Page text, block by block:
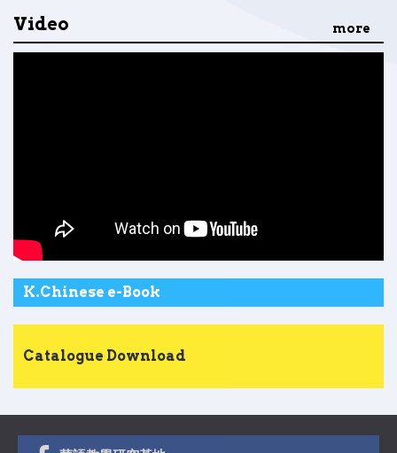
Video more
K.Chinese e-Book
Catalogue Download